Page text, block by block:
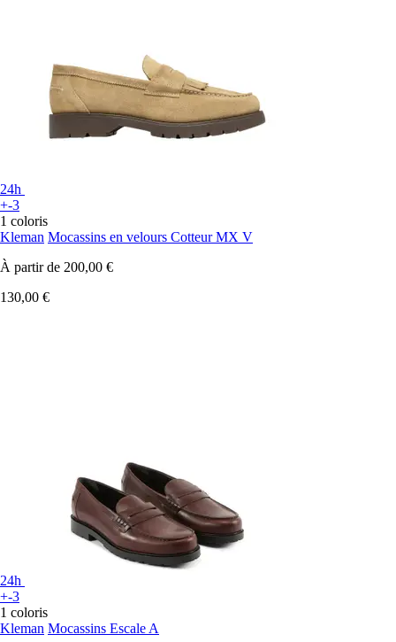
24h
+-3
1 coloris
Kleman Mocassins en velours Cotteur MX V
À partir de 200,00 €
130,00 €
24h
+-3
1 coloris
Kleman Mocassins Escale A